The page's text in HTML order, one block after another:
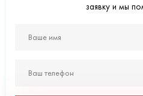
заявку и мы